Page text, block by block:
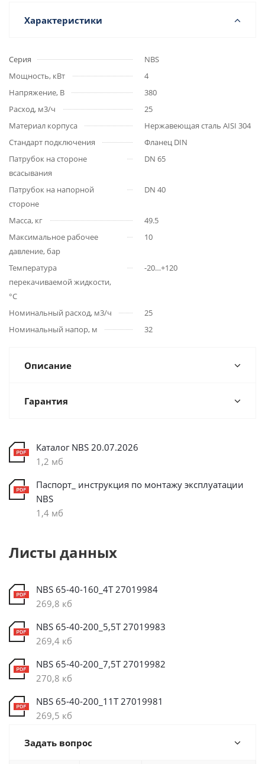
Характеристики
Серия
NBS
Мощность, кВт
4
Напряжение, В
380
Расход, м3/ч
25
Материал корпуса
Нержавеющая сталь AISI 304
Стандарт подключения
Фланец DIN
Патрубок на стороне
всасывания
DN 65
Патрубок на напорной
стороне
DN 40
Масса, кг
49.5
Максимальное рабочее
давление, бар
10
Температура
перекачиваемой жидкости,
°С
-20…+120
Номинальный расход, м3/ч
25
Номинальный напор, м
32
Описание
Гарантия
Каталог NBS 20.07.2026
1,2 мб
Паспорт_ инструкция по монтажу эксплуатации
NBS
1,4 мб
Листы данных
NBS 65-40-160_4T 27019984
269,8 кб
NBS 65-40-200_5,5T 27019983
269,4 кб
NBS 65-40-200_7,5T 27019982
270,8 кб
NBS 65-40-200_11T 27019981
269,5 кб
Задать вопрос